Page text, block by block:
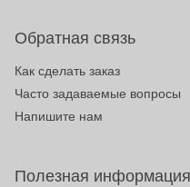
Обратная связь
Как сделать заказ
Часто задаваемые вопросы
Напишите нам
Полезная информация